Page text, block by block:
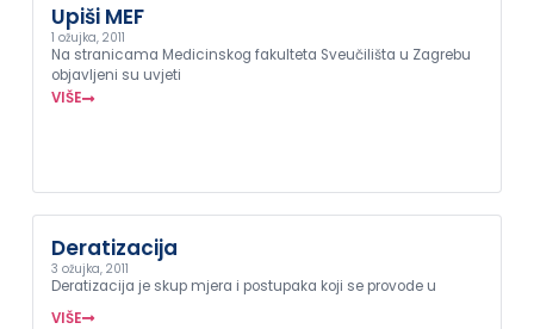
Upiši MEF
1 ožujka, 2011
Na stranicama Medicinskog fakulteta Sveučilišta u Zagrebu
objavljeni su uvjeti
VIŠE
Deratizacija
3 ožujka, 2011
Deratizacija je skup mjera i postupaka koji se provode u
VIŠE